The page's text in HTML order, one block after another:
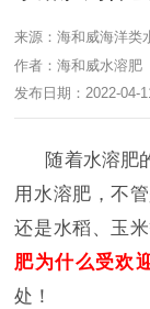
来源：海和威海洋类
作者：海和威水溶肥
发布日期：2022-04-
随着水溶肥
用水溶肥，不
还是水稻、玉
肥为什么受欢
处！